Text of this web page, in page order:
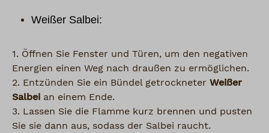
Weißer Salbei:
1. Öffnen Sie Fenster und Türen, um den negativen
Energien einen Weg nach draußen zu ermöglichen.
2. Entzünden Sie ein Bündel getrockneter Weißer
Salbei an einem Ende.
3. Lassen Sie die Flamme kurz brennen und pusten
Sie sie dann aus, sodass der Salbei raucht.